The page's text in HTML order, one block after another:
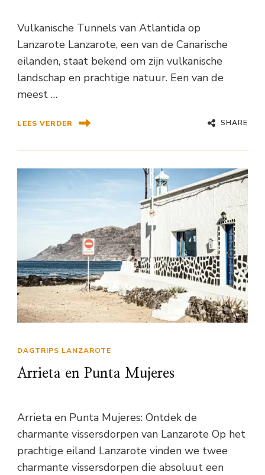
Vulkanische Tunnels van Atlantida op
Lanzarote Lanzarote, een van de Canarische
eilanden, staat bekend om zijn vulkanische
landschap en prachtige natuur. Een van de
meest …
LEES VERDER SHARE
DAGTRIPS LANZAROTE
Arrieta en Punta Mujeres
Arrieta en Punta Mujeres: Ontdek de
charmante vissersdorpen van Lanzarote Op het
prachtige eiland Lanzarote vinden we twee
charmante vissersdorpen die absoluut een